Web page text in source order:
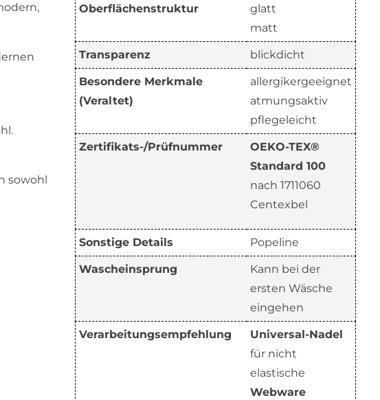
sowohl
Oberflächenstruktur
glatt
matt
Transparenz blickdicht
Besondere Merkmale
(Veraltet)
allergikergeeignet
atmungsaktiv
pflegeleicht
Zertifikats-/Prüfnummer
OEKO-TEX®
Standard 100
nach 1711060
Centexbel
Sonstige Details Popeline
Wascheinsprung
Kann bei der
ersten Wäsche
eingehen
Verarbeitungsempfehlung
Universal-Nadel
für nicht
elastische
Webware